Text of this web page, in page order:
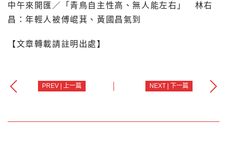
中午來開匯／「青鳥自主性高、無人能左右」 林右
昌：年輕人被傅崐萁、黃國昌氣到
【文章轉載請註明出處】
PREV | 上一篇 NEXT | 下一篇